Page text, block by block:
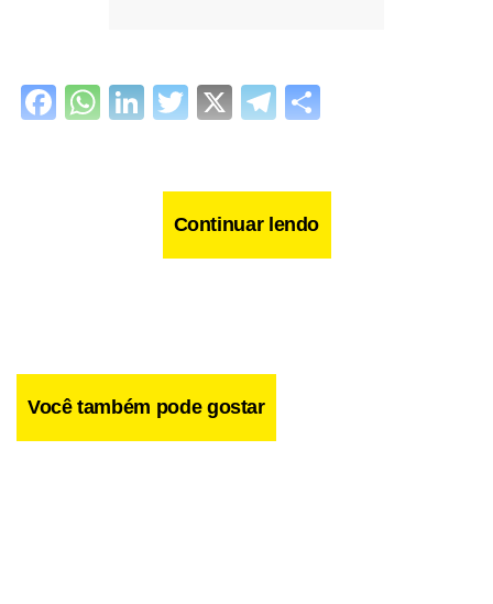
Facebook
WhatsApp
LinkedIn
Twitter
X Telegram
Continuar lendo
Você também pode gostar